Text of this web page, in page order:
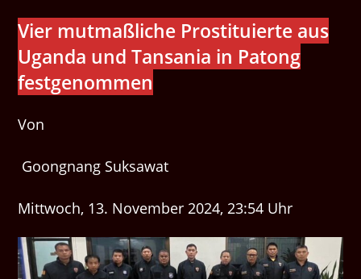
Vier mutmaßliche Prostituierte aus
Uganda und Tansania in Patong
festgenommen
Von
Goongnang Suksawat
Mittwoch, 13. November 2024, 23:54 Uhr